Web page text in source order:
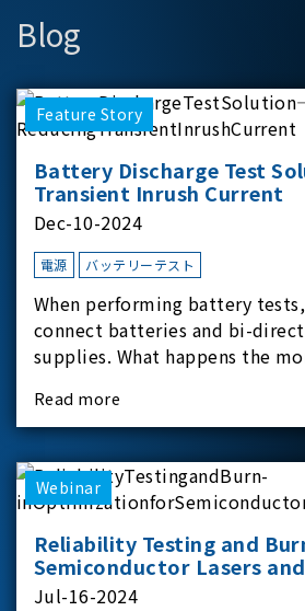
Blog
Feature Story
Battery Discharge Test
Transient Inrush Current
Dec-10-2024
電源 バッテリーテスト
When performing battery
connect batteries and bi-
supplies. What happens the
experimental equipment for
applicati
Read more
Webinar
Reliability Testing and
Semiconductor Lasers
Jul-16-2024